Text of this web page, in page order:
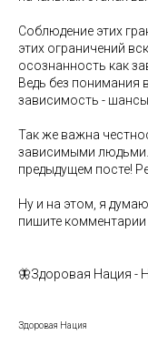
Соблюдение этих
этих ограничений
осознанность как
Ведь без понимания
зависимость -
Так же важна
зависимыми
предыдущем посте!
Ну и на этом, я
пишите
🦋Здоровая Нация -
Здоровая Нация